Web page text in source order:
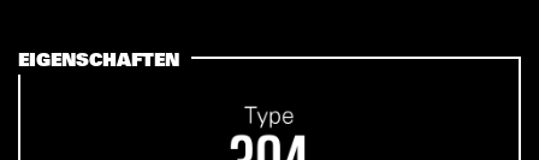
EIGENSCHAFTEN